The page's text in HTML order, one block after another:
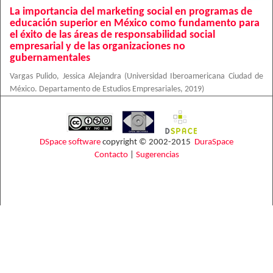
La importancia del marketing social en programas de
educación superior en México como fundamento para
el éxito de las áreas de responsabilidad social
empresarial y de las organizaciones no
gubernamentales
Vargas Pulido, Jessica Alejandra (Universidad Iberoamericana Ciudad de
México. Departamento de Estudios Empresariales, 2019)
DSpace software copyright © 2002-2015 DuraSpace
Contacto| Sugerencias